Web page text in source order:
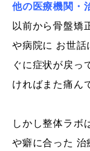
他の医療機関・
以前から骨盤矯
や病院に お世話
ぐに症状が戻っ
ければまた痛ん
しかし整体ラボ
や癖に合った 治